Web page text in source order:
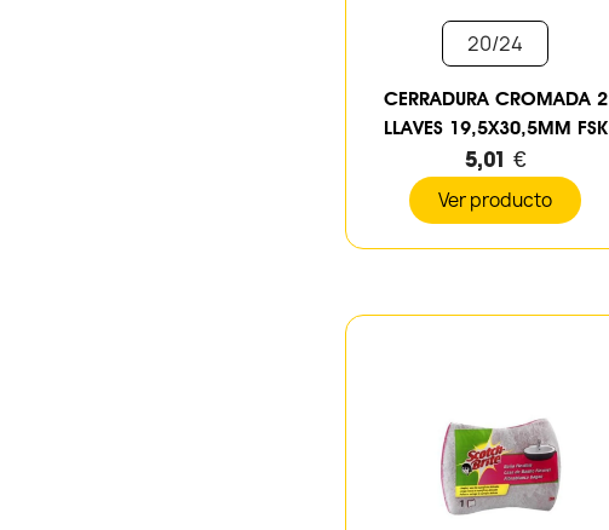
20/24
CERRADURA CROMADA 2
LLAVES 19,5X30,5MM FSK
5,01 €
Ver producto